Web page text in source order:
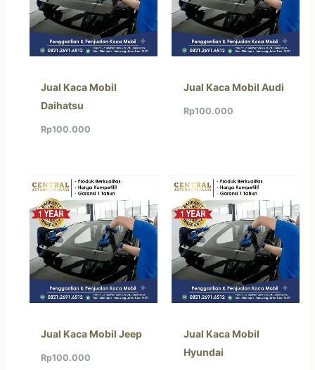
Jual Kaca Mobil
Daihatsu
Rp100.000
Jual Kaca Mobil Audi
Rp100.000
Jual Kaca Mobil Jeep
Rp100.000
Jual Kaca Mobil
Hyundai